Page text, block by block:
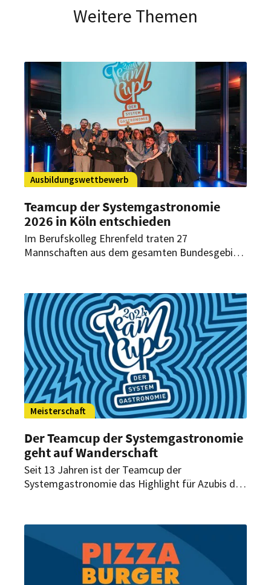
Weitere Themen
Ausbildungswettbewerb
Teamcup der Systemgastronomie
2026 in Köln entschieden
Im Berufskolleg Ehrenfeld traten 27
Mannschaften aus dem gesamten Bundesgebiet
Meisterschaft
Der Teamcup der Systemgastronomie
geht auf Wanderschaft
Seit 13 Jahren ist der Teamcup der
Systemgastronomie das Highlight für Azubis der
Systemgastronomie wird jedes Jahr
veranstaltet. 2024 findet der Teamcup jedoch
zum ersten Mal nicht in Elmshorn bei Hamburg
statt, sondern geht auf Wanderschaft.